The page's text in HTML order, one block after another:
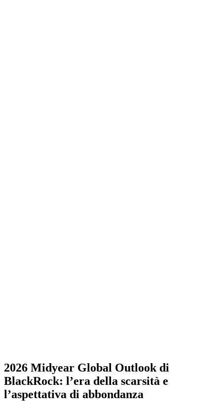
2026 Midyear Global Outlook di
BlackRock: l’era della scarsità e
l’aspettativa di abbondanza